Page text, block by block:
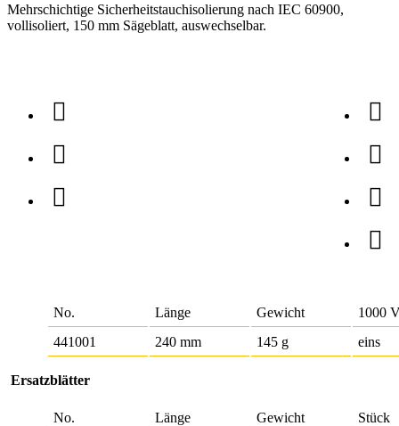
Mehrschichtige Sicherheitstauchisolierung nach IEC 60900,
vollisoliert, 150 mm Sägeblatt, auswechselbar.
No. Länge Gewicht
1000
441001
240 mm 145 g eins
Ersatzblätter
No. Länge Gewicht
Stück